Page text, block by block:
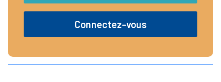
Connectez-vous